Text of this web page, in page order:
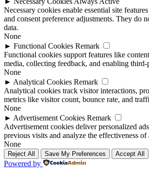
Necessary cookies enable essential site
and consent preference adjustments. They do
data.
None
► Functional Cookies Remark
Functional cookies support features like
media, collecting feedback, and enabling third-
None
► Analytical Cookies Remark
Analytical cookies track visitor interactions,
metrics like visitor count, bounce rate, and
None
► Advertisement Cookies Remark
Advertisement cookies deliver personalized
previous visits and analyze the effectiveness of
None
Reject All Save My Preferences Accept All
Powered by